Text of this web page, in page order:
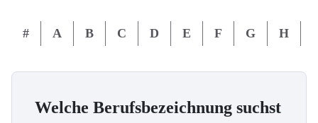
# A B C D E F G H
Welche Berufsbezeichnung suchst